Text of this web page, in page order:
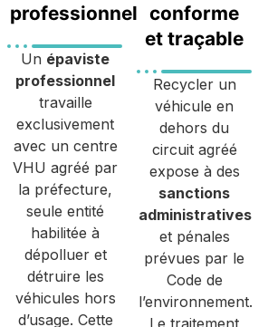
professionnel
Un épaviste
professionnel
travaille
exclusivement
avec un centre
VHU agréé par
la préfecture,
seule entité
habilitée à
dépolluer et
détruire les
véhicules hors
d’usage. Cette
conforme
et traçable
Recycler un
véhicule en
dehors du
circuit agréé
expose à des
sanctions
administratives
et pénales
prévues par le
Code de
l’environnement.
Le traitement